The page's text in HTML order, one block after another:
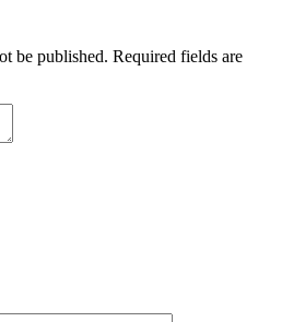
be published. Required fields are